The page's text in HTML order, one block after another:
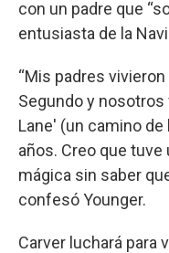
con un padre que
entusiasta de la
“Mis padres
Segundo y
Lane' (un camino
años. Creo que
mágica sin saber
confesó Younger.
Carver luchará para